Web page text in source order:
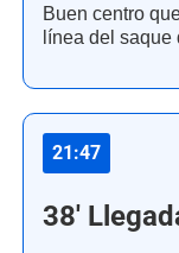
Buen centro
línea del
21:47
38'